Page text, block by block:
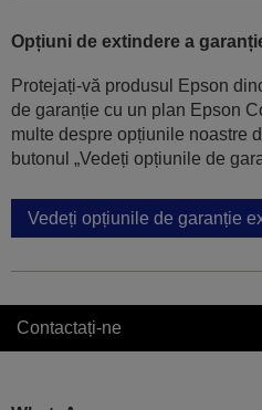
Opțiuni de extindere a
Protejați-vă produsul Epson
de garanție cu un plan Epson
multe despre opțiunile noastre
butonul „Vedeți opțiunile de
Vedeți opțiunile de garanție
Contactați-ne